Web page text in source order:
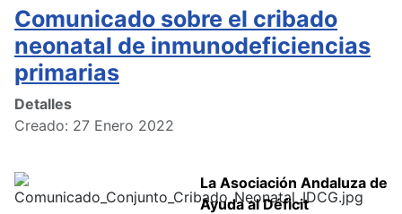
Comunicado sobre el cribado
neonatal de inmunodeficiencias
primarias
Detalles
Creado: 27 Enero 2022
La Asociación Andaluza de
Ayuda al Déficit